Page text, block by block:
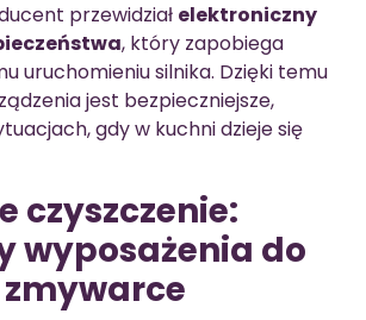
przewidział elektroniczny
, który zapobiega
uruchomieniu silnika. Dzięki temu
jest bezpieczniejsze,
gdy w kuchni dzieje się
czyszczenie:
wyposażenia do